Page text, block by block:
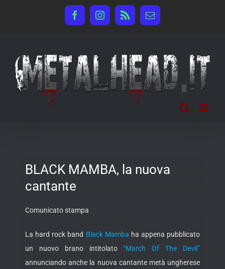
FacebookInstagram
Rss Email
BLACK MAMBA, la nuova
cantante
Comunicato stampa
La hard rock band Black Mamba ha appena pubblicato
un nuovo brano intitolato“March Of The Devil”
annunciando anche la nuova cantante metà ungherese